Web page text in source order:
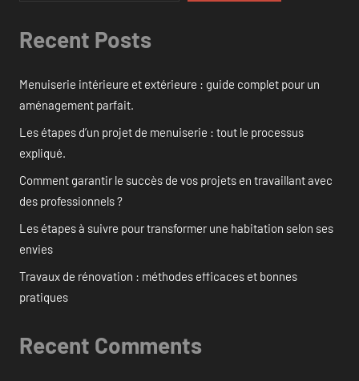
Recent Posts
Menuiserie intérieure et extérieure : guide complet pour un
aménagement parfait.
Les étapes d’un projet de menuiserie : tout le processus
expliqué.
Comment garantir le succès de vos projets en travaillant avec
des professionnels ?
Les étapes à suivre pour transformer une habitation selon ses
envies
Travaux de rénovation : méthodes efficaces et bonnes
pratiques
Recent Comments